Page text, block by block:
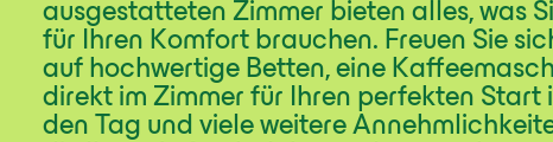
ausgestatteten Zimmer bieten alles, was
für Ihren Komfort brauchen. Freuen Sie
auf hochwertige Betten, eine
direkt im Zimmer für Ihren perfekten Start
den Tag und viele weitere